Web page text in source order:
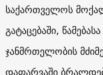
საქართველოს
გატაცებაში,
ჯანმრთელობის